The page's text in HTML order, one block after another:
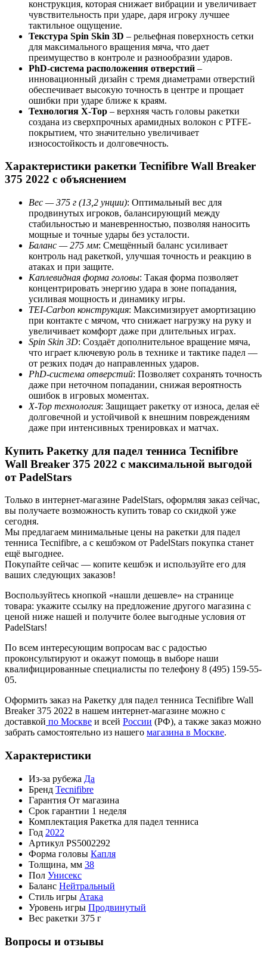
конструкция, которая снижает вибрации и увеличивает
чувствительность при ударе, даря игроку лучшее
тактильное ощущение.
Текстура Spin Skin 3D – рельефная поверхность сетки
для максимального вращения мяча, что дает
преимущество в контроле и разнообразии ударов.
PhD-система расположения отверстий –
инновационный дизайн с тремя диаметрами отверстий
обеспечивает высокую точность в центре и прощает
ошибки при ударе ближе к краям.
Технология X-Top – верхняя часть головы ракетки
создана из сверхпрочных арамидных волокон с PTFE-
покрытием, что значительно увеличивает
износостойкость и долговечность.
Характеристики ракетки Tecnifibre Wall Breaker
375 2022 с объяснением
Вес — 375 г (13,2 унции): Оптимальный вес для
продвинутых игроков, балансирующий между
стабильностью и маневренностью, позволяя наносить
мощные и точные удары без усталости.
Баланс — 275 мм: Смещённый баланс усиливает
контроль над ракеткой, улучшая точность и реакцию в
атаках и при защите.
Каплевидная форма головы: Такая форма позволяет
концентрировать энергию удара в зоне попадания,
усиливая мощность и динамику игры.
TEI-Carbon конструкция: Максимизирует амортизацию
при контакте с мячом, что снижает нагрузку на руку и
увеличивает комфорт даже при длительных играх.
Spin Skin 3D: Создаёт дополнительное вращение мяча,
что играет ключевую роль в технике и тактике падел —
от резких подач до направленных ударов.
PhD-система отверстий: Позволяет сохранять точность
даже при неточном попадании, снижая вероятность
ошибок в игровых моментах.
X-Top технология: Защищает ракетку от износа, делая её
долговечной и устойчивой к внешним повреждениям
даже при интенсивных тренировках и матчах.
Купить Ракетку для падел тенниса Tecnifibre
Wall Breaker 375 2022 с максимальной выгодой
от PadelStars
Только в интернет-магазине PadelStars, оформляя заказ сейчас,
вы получаете возможность купить товар со скидкой уже
сегодня.
Мы предлагаем минимальные цены на ракетки для падел
тенниса Tecnifibre, а с кешбэком от PadelStars покупка станет
ещё выгоднее.
Покупайте сейчас — копите кешбэк и используйте его для
ваших следующих заказов!
Воспользуйтесь кнопкой «нашли дешевле» на странице
товара: укажите ссылку на предложение другого магазина с
ценой ниже нашей и получите более выгодные условия от
PadelStars!
По всем интересующим вопросам вас с радостью
проконсультируют и окажут помощь в выборе наши
квалифицированные специалисты по телефону 8 (495) 159-55-
05.
Оформить заказ на Ракетку для падел тенниса Tecnifibre Wall
Breaker 375 2022 в нашем интернет-магазине можно с
доставкой по Москве и всей России (РФ), а также заказ можно
забрать самостоятельно из нашего магазина в Москве.
Характеристики
Из-за рубежа Да
Бренд Tecnifibre
Гарантия От магазина
Срок гарантии 1 неделя
Комплектация Ракетка для падел тенниса
Год 2022
Артикул PS5002292
Форма головы Капля
Толщина, мм 38
Пол Унисекс
Баланс Нейтральный
Стиль игры Атака
Уровень игры Продвинутый
Вес ракетки 375 г
Вопросы и отзывы